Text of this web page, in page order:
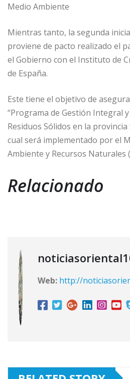
Medio Ambiente
Mientras tanto, la segunda
proviene de pacto realizado el
el Gobierno con el Instituto de
de España.
Este tiene el objetivo de
“Programa de Gestión Integral
Residuos Sólidos en la
cual será implementado por el
Ambiente y Recursos Naturales
Relacionado
Web: http://